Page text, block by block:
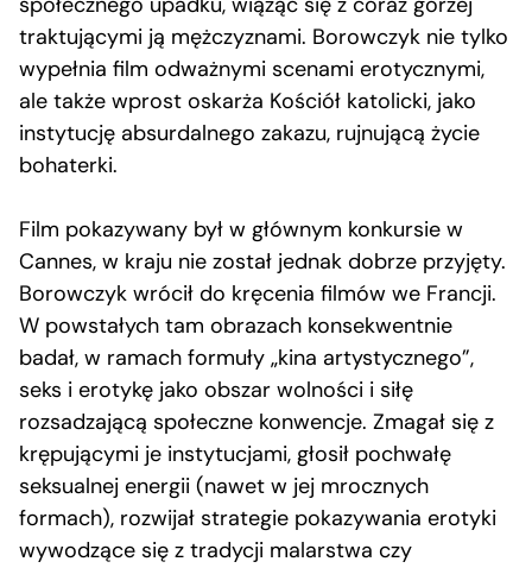
traktującymi ją mężczyznami. Borowczyk nie tylko
wypełnia film odważnymi scenami erotycznymi,
ale także wprost oskarża Kościół katolicki, jako
instytucję absurdalnego zakazu, rujnującą życie
bohaterki.
Film pokazywany był w głównym konkursie w
Cannes, w kraju nie został jednak dobrze przyjęty.
Borowczyk wrócił do kręcenia filmów we Francji.
W powstałych tam obrazach konsekwentnie
badał, w ramach formuły „kina artystycznego”,
seks i erotykę jako obszar wolności i siłę
rozsadzającą społeczne konwencje. Zmagał się z
krępującymi je instytucjami, głosił pochwałę
seksualnej energii (nawet w jej mrocznych
formach), rozwijał strategie pokazywania erotyki
wywodzące się z tradycji malarstwa czy